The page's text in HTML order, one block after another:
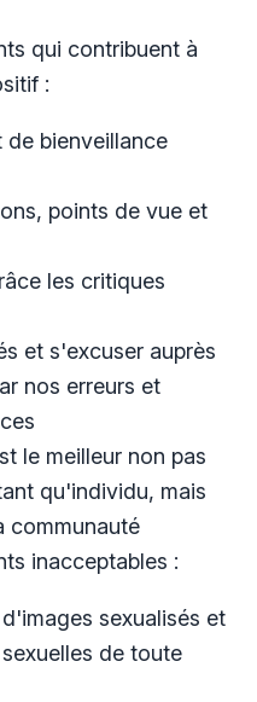
qui contribuent à
:
de bienveillance
points de vue et
les critiques
et s'excuser auprès
nos erreurs et
le meilleur non pas
qu'individu, mais
communauté
inacceptables :
sexualisés et
de toute